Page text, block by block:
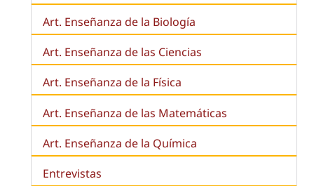
Art. Enseñanza de la Biología
Art. Enseñanza de las Ciencias
Art. Enseñanza de la Física
Art. Enseñanza de las Matemáticas
Art. Enseñanza de la Química
Entrevistas